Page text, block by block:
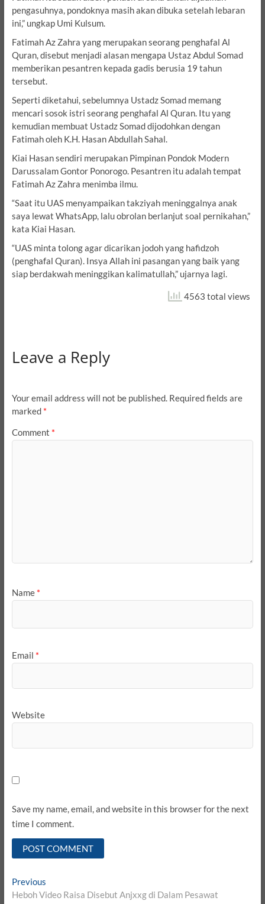
pengasuhnya, pondoknya masih akan dibuka setelah lebaran
ini,” ungkap Umi Kulsum.
Fatimah Az Zahra yang merupakan seorang penghafal Al
Quran, disebut menjadi alasan mengapa Ustaz Abdul Somad
memberikan pesantren kepada gadis berusia 19 tahun
tersebut.
Seperti diketahui, sebelumnya Ustadz Somad memang
mencari sosok istri seorang penghafal Al Quran. Itu yang
kemudian membuat Ustadz Somad dijodohkan dengan
Fatimah oleh K.H. Hasan Abdullah Sahal.
Kiai Hasan sendiri merupakan Pimpinan Pondok Modern
Darussalam Gontor Ponorogo. Pesantren itu adalah tempat
Fatimah Az Zahra menimba ilmu.
“Saat itu UAS menyampaikan takziyah meninggalnya anak
saya lewat WhatsApp, lalu obrolan berlanjut soal pernikahan,”
kata Kiai Hasan.
“UAS minta tolong agar dicarikan jodoh yang hafidzoh
(penghafal Quran). Insya Allah ini pasangan yang baik yang
siap berdakwah meninggikan kalimatullah,” ujarnya lagi.
4563 total views
Leave a Reply
Your email address will not be published. Required fields are
marked *
Comment *
Name *
Email *
Website
Save my name, email, and website in this browser for the next
time I comment.
Post
PreviousPrevious
post:
Heboh Video Raisa Disebut Anjxxg di Dalam Pesawat